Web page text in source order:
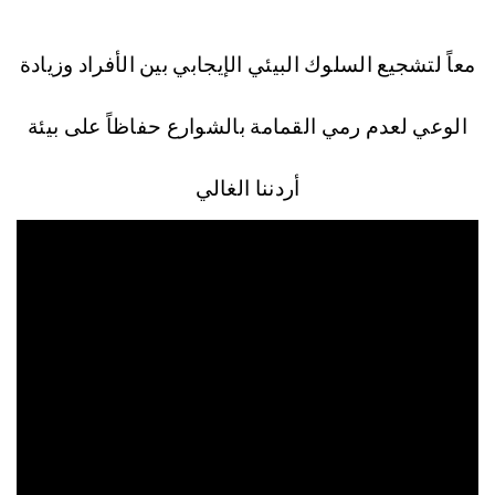
معاً لتشجيع السلوك البيئي الإيجابي بين الأفراد وزيادة
الوعي لعدم رمي القمامة بالشوارع حفاظاً على بيئة
أردننا الغالي